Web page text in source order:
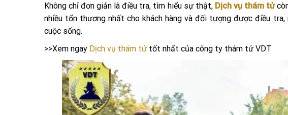
Không chỉ đơn giản là điều tra, tìm hiểu sự thật, Dịch vụ thám tử
nhiều tổn thương nhất cho khách hàng và đối tượng được điều
cuộc sống.
>>Xem ngay Dịch vụ thám tử tốt nhất của công ty thám tử VDT